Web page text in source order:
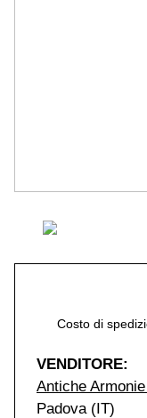
Costo di
VENDITORE:
Antiche
Padova (IT)